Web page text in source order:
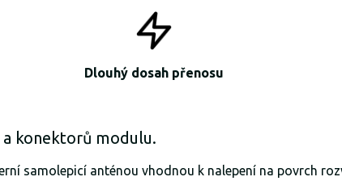
Dlouhý dosah přenosu
a konektorů modulu.
samolepicí anténou vhodnou k nalepení na povrch